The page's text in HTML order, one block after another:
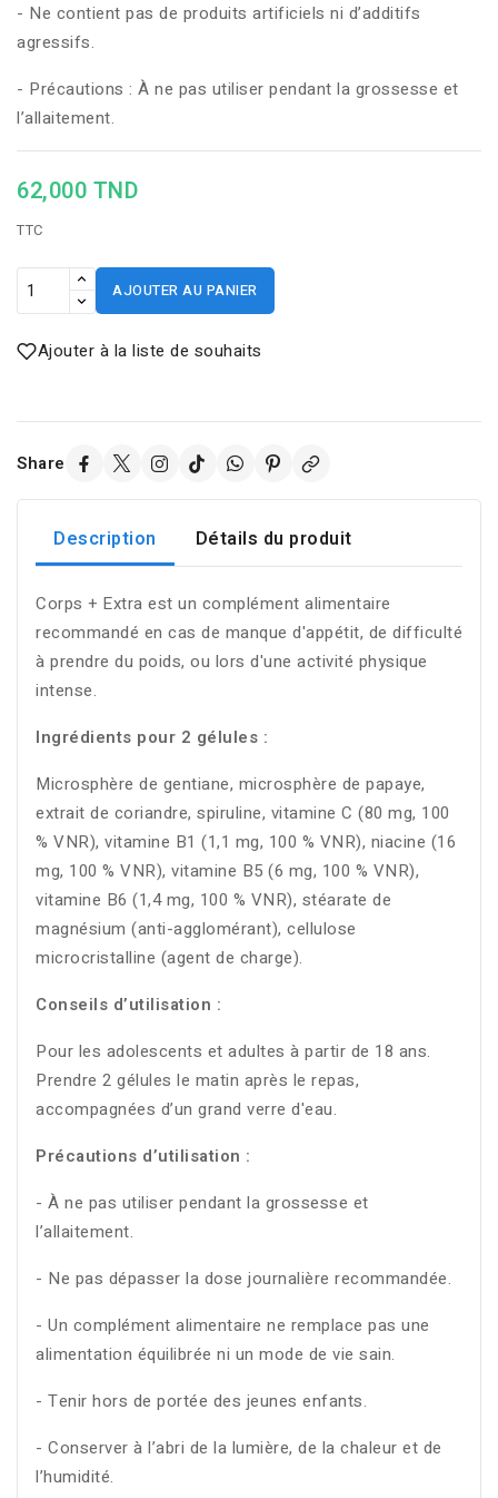
- Ne contient pas de produits artificiels ni d’additifs
agressifs.
- Précautions : À ne pas utiliser pendant la grossesse et
l’allaitement.
62,000 TND
TTC
AJOUTER AU PANIER
Ajouter à la liste de souhaits
Share
Description Détails du produit
Corps + Extra est un complément alimentaire
recommandé en cas de manque d'appétit, de difficulté
à prendre du poids, ou lors d'une activité physique
intense.
Ingrédients pour 2 gélules :
Microsphère de gentiane, microsphère de papaye,
extrait de coriandre, spiruline, vitamine C (80 mg, 100
% VNR), vitamine B1 (1,1 mg, 100 % VNR), niacine (16
mg, 100 % VNR), vitamine B5 (6 mg, 100 % VNR),
vitamine B6 (1,4 mg, 100 % VNR), stéarate de
magnésium (anti-agglomérant), cellulose
microcristalline (agent de charge).
Conseils d’utilisation :
Pour les adolescents et adultes à partir de 18 ans.
Prendre 2 gélules le matin après le repas,
accompagnées d’un grand verre d'eau.
Précautions d’utilisation :
- À ne pas utiliser pendant la grossesse et
l’allaitement.
- Ne pas dépasser la dose journalière recommandée.
- Un complément alimentaire ne remplace pas une
alimentation équilibrée ni un mode de vie sain.
- Tenir hors de portée des jeunes enfants.
- Conserver à l’abri de la lumière, de la chaleur et de
l’humidité.